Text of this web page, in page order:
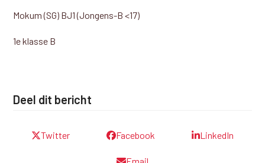
Mokum (SG) BJ1 (Jongens-B <17)
1e klasse B
Deel dit bericht
Twitter Facebook LinkedIn